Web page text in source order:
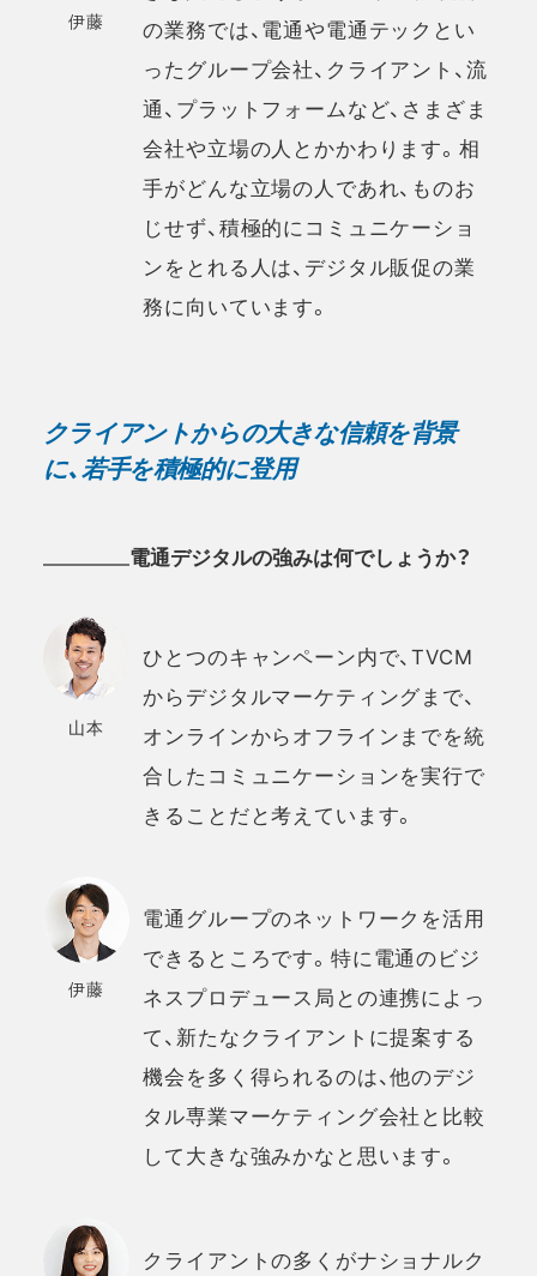
伊藤
の業務では、電通や電通テックとい
ったグループ会社、クライアント、流
通、プラットフォームなど、さまざま
会社や立場の人とかかわります。相
手がどんな立場の人であれ、ものお
じせず、積極的にコミュニケーショ
ンをとれる人は、デジタル販促の業
務に向いています。
クライアントからの大きな信頼を背景
に、若手を積極的に登用
電通デジタルの強みは何でしょうか？
山本
ひとつのキャンペーン内で、TVCM
からデジタルマーケティングまで、
オンラインからオフラインまでを統
合したコミュニケーションを実行で
きることだと考えています。
伊藤
電通グループのネットワークを活用
できるところです。特に電通のビジ
ネスプロデュース局との連携によっ
て、新たなクライアントに提案する
機会を多く得られるのは、他のデジ
タル専業マーケティング会社と比較
して大きな強みかなと思います。
クライアントの多くがナショナルク